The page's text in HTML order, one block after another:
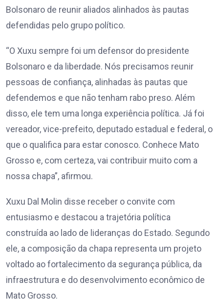
Bolsonaro de reunir aliados alinhados às pautas
defendidas pelo grupo político.
“O Xuxu sempre foi um defensor do presidente
Bolsonaro e da liberdade. Nós precisamos reunir
pessoas de confiança, alinhadas às pautas que
defendemos e que não tenham rabo preso. Além
disso, ele tem uma longa experiência política. Já foi
vereador, vice-prefeito, deputado estadual e federal, o
que o qualifica para estar conosco. Conhece Mato
Grosso e, com certeza, vai contribuir muito com a
nossa chapa”, afirmou.
Xuxu Dal Molin disse receber o convite com
entusiasmo e destacou a trajetória política
construída ao lado de lideranças do Estado. Segundo
ele, a composição da chapa representa um projeto
voltado ao fortalecimento da segurança pública, da
infraestrutura e do desenvolvimento econômico de
Mato Grosso.